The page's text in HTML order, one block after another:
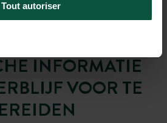
Tout autoriser
INFORMATIE
VOOR TE